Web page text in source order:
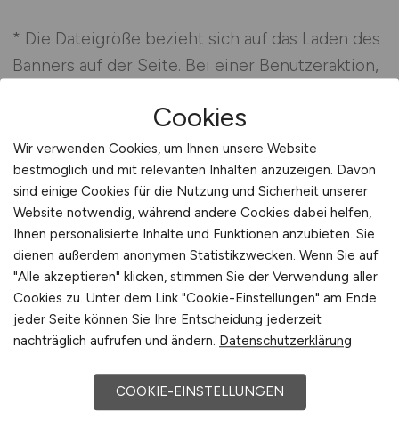
* Die Dateigröße bezieht sich auf das Laden des
Banners auf der Seite. Bei einer Benutzeraktion,
überschritten werden. Falls Sie dazu Fragen
haben, dann stehen wir Ihnen gerne telefonisch
unter07252 - 58 69 530oderper E-Mailzur
Verfügung.
Buchungen für Wettbewerbsseiten oder
unpassende, evtl. anstößige Seiten können
nicht angenommen werden. Wir behalten uns
vor, Buchungen wegen Nichterfüllbarkeit
Cookies
Wir verwenden Cookies, um Ihnen unsere Website
bestmöglich und mit relevanten Inhalten anzuzeigen. Davon
sind einige Cookies für die Nutzung und Sicherheit unserer
Website notwendig, während andere Cookies dabei helfen,
Ihnen personalisierte Inhalte und Funktionen anzubieten. Sie
dienen außerdem anonymen Statistikzwecken. Wenn Sie auf
"Alle akzeptieren" klicken, stimmen Sie der Verwendung aller
Cookies zu. Unter dem Link "Cookie-Einstellungen" am Ende
jeder Seite können Sie Ihre Entscheidung jederzeit
nachträglich aufrufen und ändern. Datenschutzerklärung
COOKIE-EINSTELLUNGEN